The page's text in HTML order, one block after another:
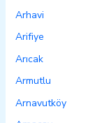
Arhavi
Arifiye
Arıcak
Armutlu
Arnavutköy